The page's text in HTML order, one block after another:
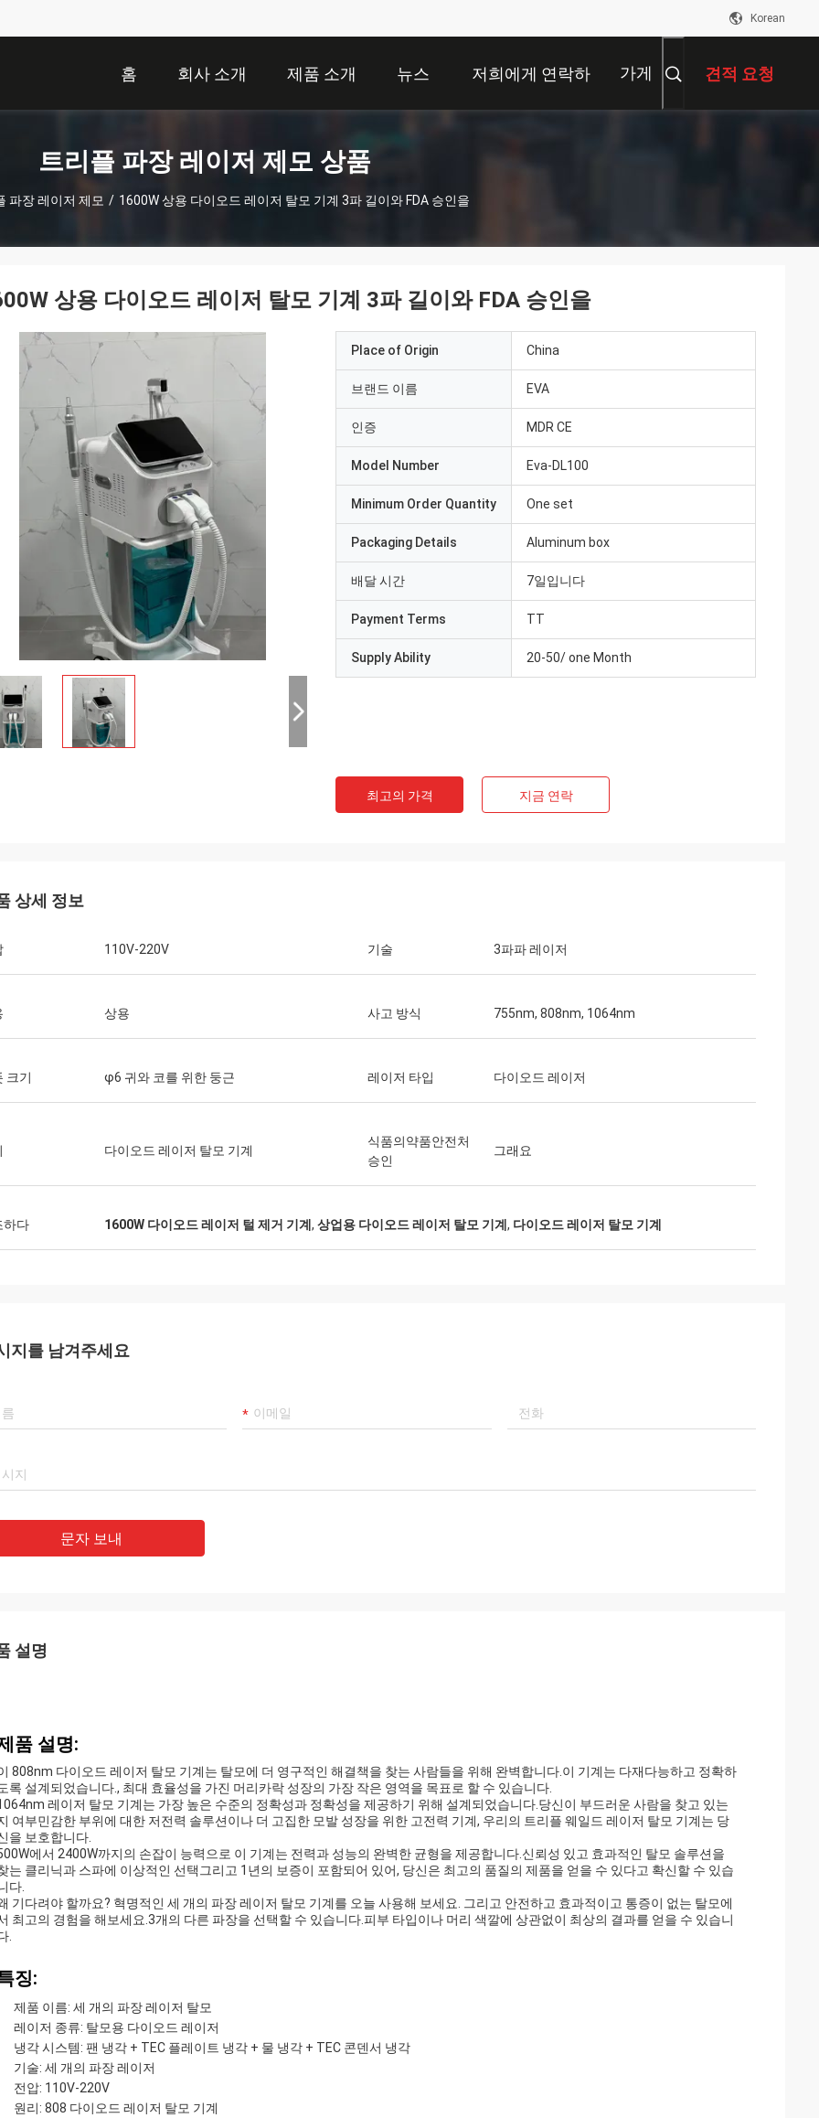
Korean
홈 회사 소개 제품 소개 뉴스 저희에게 연락하 가게 견적 요청
트리플 파장 레이저 제모 상품
파장 레이저 제모 / 1600W 상용 다이오드 레이저 탈모 기계 3파 길이와 FDA 승인을
상용 다이오드 레이저 탈모 기계 3파 길이와 FDA 승인을
Place of Origin China
브랜드 이름 EVA
인증 MDR CE
Model Number Eva-DL100
Minimum Order Quantity One set
Packaging Details Aluminum box
배달 시간 7일입니다
Payment Terms TT
Supply Ability 20-50/ one Month
최고의 가격 지금 연락
상세 정보
110V-220V 기술 3파파 레이저
상용 사고 방식 755nm, 808nm, 1064nm
크기 φ6 귀와 코를 위한 둥근 레이저 타입 다이오드 레이저
다이오드 레이저 탈모 기계
식품의약품안전처
승인
그래요
하다 1600W 다이오드 레이저 털 제거 기계 , 상업용 다이오드 레이저 탈모 기계 , 다이오드 레이저 탈모 기계
지를 남겨주세요
문자 보내
설명
품 설명:
808nm 다이오드 레이저 탈모 기계는 탈모에 더 영구적인 해결책을 찾는 사람들을 위해 완벽합니다.이 기계는 다재다능하고 정확하
록 설계되었습니다., 최대 효율성을 가진 머리카락 성장의 가장 작은 영역을 목표로 할 수 있습니다.
레이저 탈모 기계는 가장 높은 수준의 정확성과 정확성을 제공하기 위해 설계되었습니다.당신이 부드러운 사람을 찾고 있는
여부민감한 부위에 대한 저전력 솔루션이나 더 고집한 모발 성장을 위한 고전력 기계, 우리의 트리플 웨일드 레이저 탈모 기계는 당
을 보호합니다.
에서 2400W까지의 손잡이 능력으로 이 기계는 전력과 성능의 완벽한 균형을 제공합니다.신뢰성 있고 효과적인 탈모 솔루션을
는 클리닉과 스파에 이상적인 선택그리고 1년의 보증이 포함되어 있어, 당신은 최고의 품질의 제품을 얻을 수 있다고 확신할 수 있습
다.
기다려야 할까요? 혁명적인 세 개의 파장 레이저 탈모 기계를 오늘 사용해 보세요. 그리고 안전하고 효과적이고 통증이 없는 탈모에
최고의 경험을 해보세요.3개의 다른 파장을 선택할 수 있습니다.피부 타입이나 머리 색깔에 상관없이 최상의 결과를 얻을 수 있습니
.
징:
제품 이름: 세 개의 파장 레이저 탈모
레이저 종류: 탈모용 다이오드 레이저
냉각 시스템: 팬 냉각 + TEC 플레이트 냉각 + 물 냉각 + TEC 콘덴서 냉각
기술: 세 개의 파장 레이저
전압: 110V-220V
원리: 808 다이오드 레이저 탈모 기계